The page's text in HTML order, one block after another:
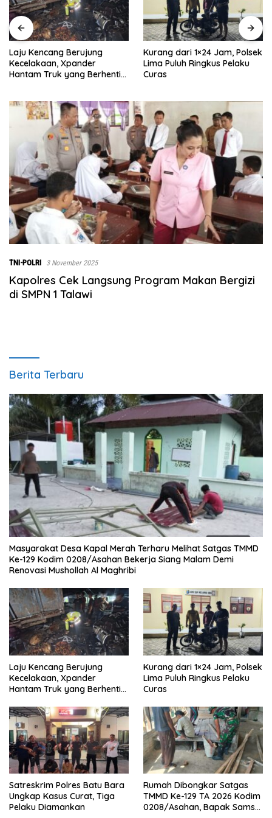
Laju Kencang Berujung
Kecelakaan, Xpander
Hantam Truk yang Berhenti
Kurang dari 1×24 Jam, Polsek
Lima Puluh Ringkus Pelaku
Curas
TNI-POLRI 3 November 2025
Kapolres Cek Langsung Program Makan Bergizi
di SMPN 1 Talawi
Berita Terbaru
Masyarakat Desa Kapal Merah Terharu Melihat Satgas TMMD
Ke-129 Kodim 0208/Asahan Bekerja Siang Malam Demi
Renovasi Mushollah Al Maghribi
Laju Kencang Berujung
Kecelakaan, Xpander
Hantam Truk yang Berhenti
Kurang dari 1×24 Jam, Polsek
Lima Puluh Ringkus Pelaku
Curas
Satreskrim Polres Batu Bara
Ungkap Kasus Curat, Tiga
Pelaku Diamankan
Rumah Dibongkar Satgas
TMMD Ke-129 TA 2026 Kodim
0208/Asahan, Bapak Samsul